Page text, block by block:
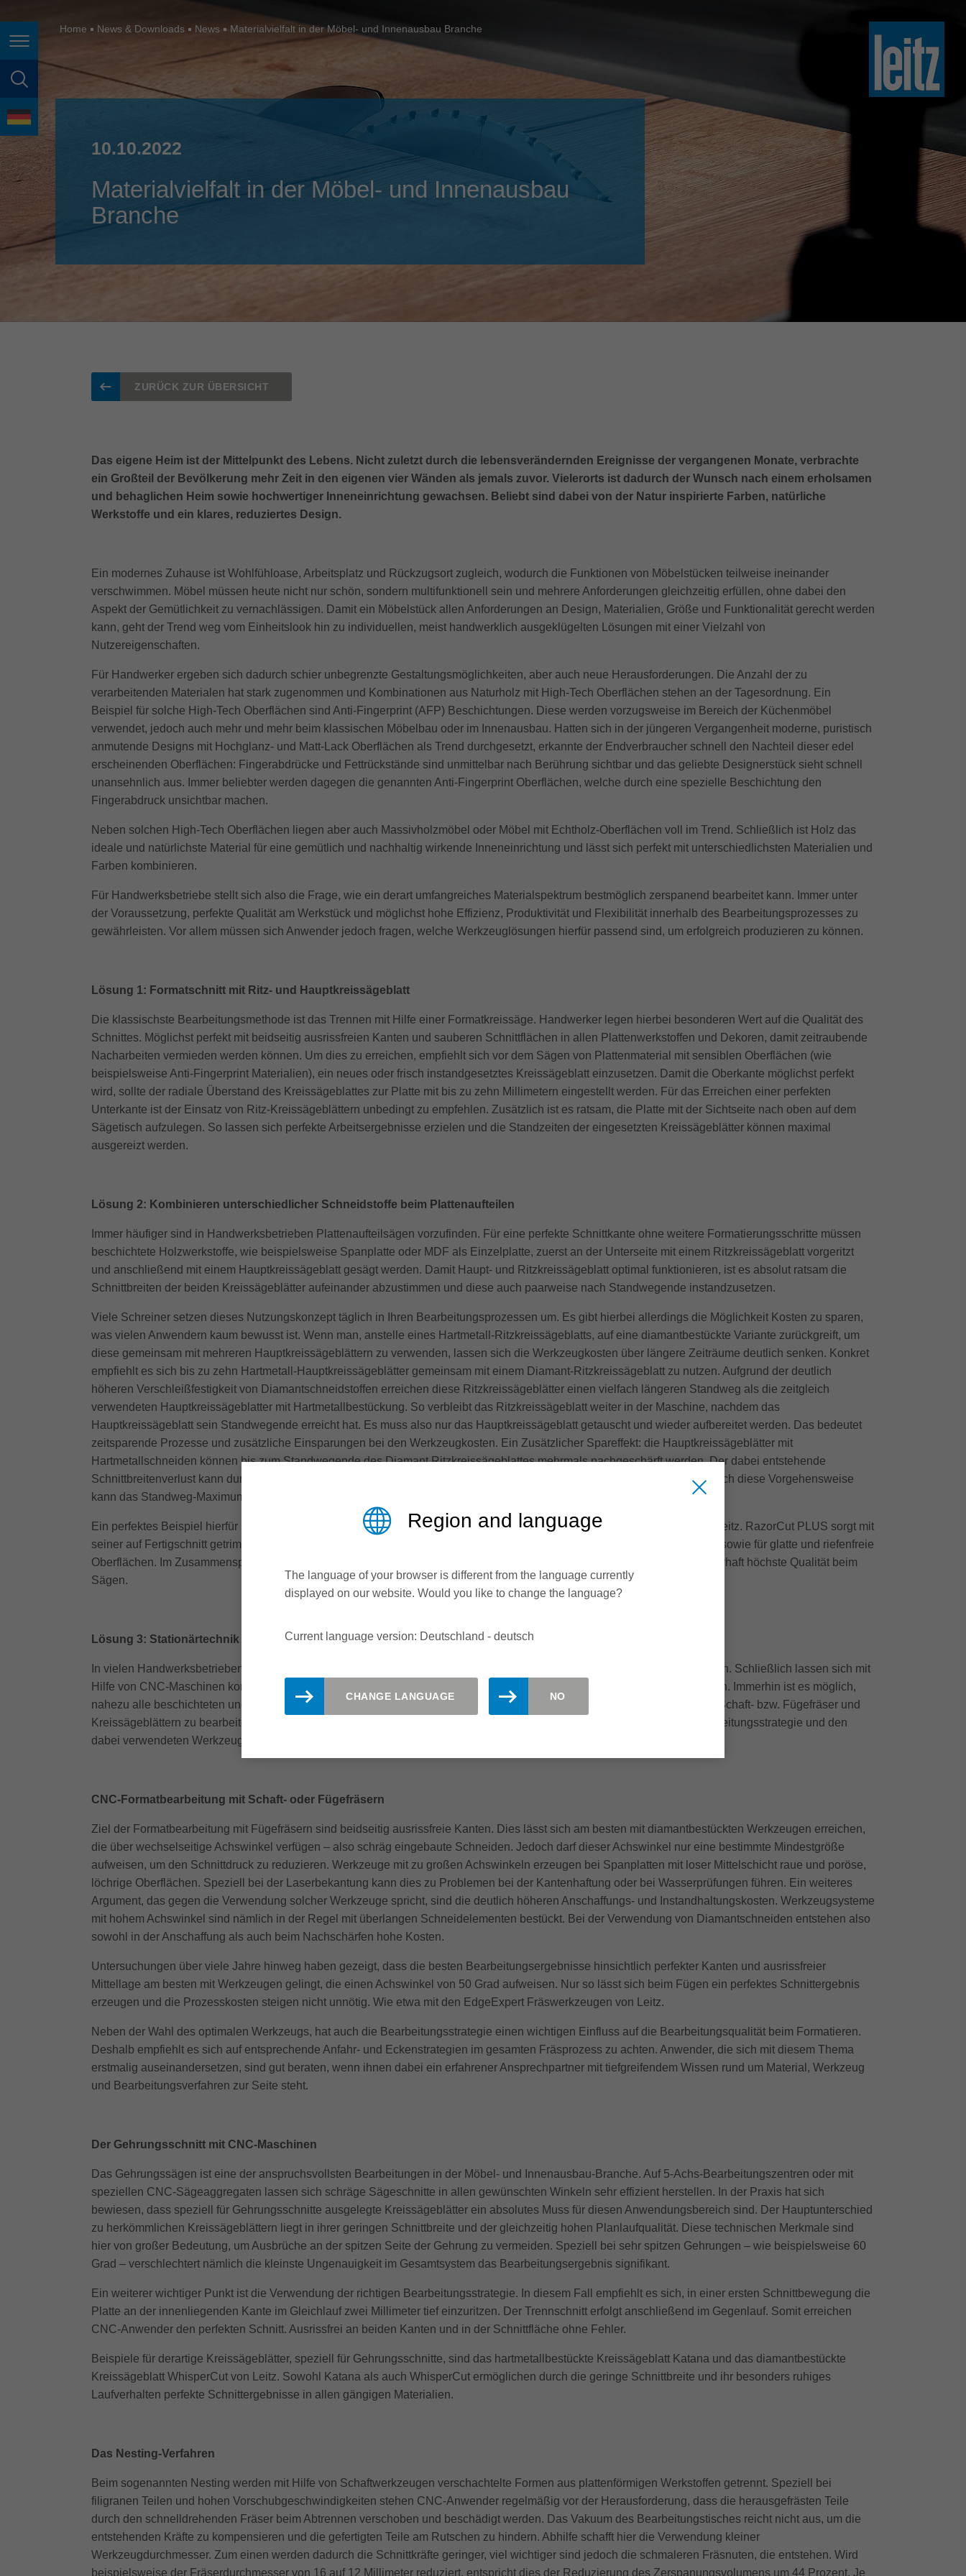
Seitensuche
Sprache
France français
Great Britain
Italia italiano
Magyarország
México
english
Việt Nam tiếng việt
中文
ประเทศไทย ไทย
yкраїнська
Home News & Downloads News Materialvielfalt in der Möbel- und Innenausbau Branche
10.10.2022
Materialvielfalt in der Möbel- und Innenausbau
Branche
ZURÜCK ZUR ÜBERSICHT
Das eigene Heim ist der Mittelpunkt des Lebens. Nicht zuletzt durch die lebensverändernden Ereignisse der vergangenen Monate, verbrachte
ein Großteil der Bevölkerung mehr Zeit in den eigenen vier Wänden als jemals zuvor. Vielerorts ist dadurch der Wunsch nach einem erholsamen
und behaglichen Heim sowie hochwertiger Inneneinrichtung gewachsen. Beliebt sind dabei von der Natur inspirierte Farben, natürliche
Werkstoffe und ein klares, reduziertes Design.
Ein modernes Zuhause ist Wohlfühloase, Arbeitsplatz und Rückzugsort zugleich, wodurch die Funktionen von Möbelstücken teilweise ineinander
verschwimmen. Möbel müssen heute nicht nur schön, sondern multifunktionell sein und mehrere Anforderungen gleichzeitig erfüllen, ohne dabei den
Aspekt der Gemütlichkeit zu vernachlässigen. Damit ein Möbelstück allen Anforderungen an Design, Materialien, Größe und Funktionalität gerecht werden
kann, geht der Trend weg vom Einheitslook hin zu individuellen, meist handwerklich ausgeklügelten Lösungen mit einer Vielzahl von
Nutzereigenschaften.
Für Handwerker ergeben sich dadurch schier unbegrenzte Gestaltungsmöglichkeiten, aber auch neue Herausforderungen. Die Anzahl der zu
verarbeitenden Materialen hat stark zugenommen und Kombinationen aus Naturholz mit High-Tech Oberflächen stehen an der Tagesordnung. Ein
Beispiel für solche High-Tech Oberflächen sind Anti-Fingerprint (AFP) Beschichtungen. Diese werden vorzugsweise im Bereich der Küchenmöbel
verwendet, jedoch auch mehr und mehr beim klassischen Möbelbau oder im Innenausbau. Hatten sich in der jüngeren Vergangenheit moderne, puristisch
anmutende Designs mit Hochglanz- und Matt-Lack Oberflächen als Trend durchgesetzt, erkannte der Endverbraucher schnell den Nachteil dieser edel
erscheinenden Oberflächen: Fingerabdrücke und Fettrückstände sind unmittelbar nach Berührung sichtbar und das geliebte Designerstück sieht schnell
unansehnlich aus. Immer beliebter werden dagegen die genannten Anti-Fingerprint Oberflächen, welche durch eine spezielle Beschichtung den
Fingerabdruck unsichtbar machen.
Neben solchen High-Tech Oberflächen liegen aber auch Massivholzmöbel oder Möbel mit Echtholz-Oberflächen voll im Trend. Schließlich ist Holz das
ideale und natürlichste Material für eine gemütlich und nachhaltig wirkende Inneneinrichtung und lässt sich perfekt mit unterschiedlichsten Materialien und
Farben kombinieren.
Für Handwerksbetriebe stellt sich also die Frage, wie ein derart umfangreiches Materialspektrum bestmöglich zerspanend bearbeitet kann. Immer unter
der Voraussetzung, perfekte Qualität am Werkstück und möglichst hohe Effizienz, Produktivität und Flexibilität innerhalb des Bearbeitungsprozesses zu
gewährleisten. Vor allem müssen sich Anwender jedoch fragen, welche Werkzeuglösungen hierfür passend sind, um erfolgreich produzieren zu können.
Lösung 1: Formatschnitt mit Ritz- und Hauptkreissägeblatt
Die klassischste Bearbeitungsmethode ist das Trennen mit Hilfe einer Formatkreissäge. Handwerker legen hierbei besonderen Wert auf die Qualität des
Schnittes. Möglichst perfekt mit beidseitig ausrissfreien Kanten und sauberen Schnittflächen in allen Plattenwerkstoffen und Dekoren, damit zeitraubende
Nacharbeiten vermieden werden können. Um dies zu erreichen, empfiehlt sich vor dem Sägen von Plattenmaterial mit sensiblen Oberflächen (wie
beispielsweise Anti-Fingerprint Materialien), ein neues oder frisch instandgesetztes Kreissägeblatt einzusetzen. Damit die Oberkante möglichst perfekt
wird, sollte der radiale Überstand des Kreissägeblattes zur Platte mit bis zu zehn Millimetern eingestellt werden. Für das Erreichen einer perfekten
Unterkante ist der Einsatz von Ritz-Kreissägeblättern unbedingt zu empfehlen. Zusätzlich ist es ratsam, die Platte mit der Sichtseite nach oben auf dem
Sägetisch aufzulegen. So lassen sich perfekte Arbeitsergebnisse erzielen und die Standzeiten der eingesetzten Kreissägeblätter können maximal
ausgereizt werden.
Lösung 2: Kombinieren unterschiedlicher Schneidstoffe beim Plattenaufteilen
Immer häufiger sind in Handwerksbetrieben Plattenaufteilsägen vorzufinden. Für eine perfekte Schnittkante ohne weitere Formatierungsschritte müssen
beschichtete Holzwerkstoffe, wie beispielsweise Spanplatte oder MDF als Einzelplatte, zuerst an der Unterseite mit einem Ritzkreissägeblatt vorgeritzt
und anschließend mit einem Hauptkreissägeblatt gesägt werden. Damit Haupt- und Ritzkreissägeblatt optimal funktionieren, ist es absolut ratsam die
Schnittbreiten der beiden Kreissägeblätter aufeinander abzustimmen und diese auch paarweise nach Standwegende instandzusetzen.
Viele Schreiner setzen dieses Nutzungskonzept täglich in Ihren Bearbeitungsprozessen um. Es gibt hierbei allerdings die Möglichkeit Kosten zu sparen,
was vielen Anwendern kaum bewusst ist. Wenn man, anstelle eines Hartmetall-Ritzkreissägeblatts, auf eine diamantbestückte Variante zurückgreift, um
diese gemeinsam mit mehreren Hauptkreissägeblättern zu verwenden, lassen sich die Werkzeugkosten über längere Zeiträume deutlich senken. Konkret
empfiehlt es sich bis zu zehn Hartmetall-Hauptkreissägeblätter gemeinsam mit einem Diamant-Ritzkreissägeblatt zu nutzen. Aufgrund der deutlich
höheren Verschleißfestigkeit von Diamantschneidstoffen erreichen diese Ritzkreissägeblätter einen vielfach längeren Standweg als die zeitgleich
verwendeten Hauptkreissägeblatter mit Hartmetallbestückung. So verbleibt das Ritzkreissägeblatt weiter in der Maschine, nachdem das
Hauptkreissägeblatt sein Standwegende erreicht hat. Es muss also nur das Hauptkreissägeblatt getauscht und wieder aufbereitet werden. Das bedeutet
zeitsparende Prozesse und zusätzliche Einsparungen bei den Werkzeugkosten. Ein Zusätzlicher Spareffekt: die Hauptkreissägeblätter mit
Hartmetallschneiden können bis zum Standwegende des Diamant Ritzkreissägeblattes mehrmals nachgeschärft werden. Der dabei entstehende
Schnittbreitenverlust kann durch Veränderung der Ritztiefe einfach und ohne großen Mehraufwand kompensiert werden. Durch diese Vorgehensweise
kann das Standweg-Maximum aus allen Werkzeugen herausgeholt und Kosten gespart werden.
Ein perfektes Beispiel hierfür ist die Kombination aus RazorCut PLUS Kreissägeblättern und DP Ritzkreissägeblättern von Leitz. RazorCut PLUS sorgt mit
seiner auf Fertigschnitt getrimmten Schneidengeometrie auch in empfindlichen Dekoren für perfekte, ausbruchsfreie Kanten sowie für glatte und riefenfreie
Oberflächen. Im Zusammenspiel mit den Diamant-Ritzkreissägeblättern können Anwender Kosten sparen und erzielen dauerhaft höchste Qualität beim
Sägen.
Lösung 3: Stationärtechnik (CNC)
In vielen Handwerksbetrieben hat sich die CNC-Technik als Fertigungskonzept etabliert und der Trend ist weiter ungebrochen. Schließlich lassen sich mit
Hilfe von CNC-Maschinen komplexe Werkstücke und unterschiedlichste Formen und Bauarten schnell und einfach herstellen. Immerhin ist es möglich,
nahezu alle beschichteten und unbeschichteten Holzwerkstoffe, Massivholzelemente, Kompaktplatten oder Sperrhölzer mit Schaft- bzw. Fügefräser und
Kreissägeblättern zu bearbeiten. Die Qualität des Bearbeitungsergebnisses hängt jedoch immer von der eingesetzten Bearbeitungsstrategie und den
dabei verwendeten Werkzeugsystemen ab.
CNC-Formatbearbeitung mit Schaft- oder Fügefräsern
Ziel der Formatbearbeitung mit Fügefräsern sind beidseitig ausrissfreie Kanten. Dies lässt sich am besten mit diamantbestückten Werkzeugen erreichen,
die über wechselseitige Achswinkel verfügen – also schräg eingebaute Schneiden. Jedoch darf dieser Achswinkel nur eine bestimmte Mindestgröße
aufweisen, um den Schnittdruck zu reduzieren. Werkzeuge mit zu großen Achswinkeln erzeugen bei Spanplatten mit loser Mittelschicht raue und poröse,
löchrige Oberflächen. Speziell bei der Laserbekantung kann dies zu Problemen bei der Kantenhaftung oder bei Wasserprüfungen führen. Ein weiteres
Argument, das gegen die Verwendung solcher Werkzeuge spricht, sind die deutlich höheren Anschaffungs- und Instandhaltungskosten. Werkzeugsysteme
mit hohem Achswinkel sind nämlich in der Regel mit überlangen Schneidelementen bestückt. Bei der Verwendung von Diamantschneiden entstehen also
sowohl in der Anschaffung als auch beim Nachschärfen hohe Kosten.
Untersuchungen über viele Jahre hinweg haben gezeigt, dass die besten Bearbeitungsergebnisse hinsichtlich perfekter Kanten und ausrissfreier
Mittellage am besten mit Werkzeugen gelingt, die einen Achswinkel von 50 Grad aufweisen. Nur so lässt sich beim Fügen ein perfektes Schnittergebnis
erzeugen und die Prozesskosten steigen nicht unnötig. Wie etwa mit den EdgeExpert Fräswerkzeugen von Leitz.
Neben der Wahl des optimalen Werkzeugs, hat auch die Bearbeitungsstrategie einen wichtigen Einfluss auf die Bearbeitungsqualität beim Formatieren.
Deshalb empfiehlt es sich auf entsprechende Anfahr- und Eckenstrategien im gesamten Fräsprozess zu achten. Anwender, die sich mit diesem Thema
erstmalig auseinandersetzen, sind gut beraten, wenn ihnen dabei ein erfahrener Ansprechpartner mit tiefgreifendem Wissen rund um Material, Werkzeug
und Bearbeitungsverfahren zur Seite steht.
Der Gehrungsschnitt mit CNC-Maschinen
Das Gehrungssägen ist eine der anspruchsvollsten Bearbeitungen in der Möbel- und Innenausbau-Branche. Auf 5-Achs-Bearbeitungszentren oder mit
speziellen CNC-Sägeaggregaten lassen sich schräge Sägeschnitte in allen gewünschten Winkeln sehr effizient herstellen. In der Praxis hat sich
bewiesen, dass speziell für Gehrungsschnitte ausgelegte Kreissägeblätter ein absolutes Muss für diesen Anwendungsbereich sind. Der Hauptunterschied
zu herkömmlichen Kreissägeblättern liegt in ihrer geringen Schnittbreite und der gleichzeitig hohen Planlaufqualität. Diese technischen Merkmale sind
hier von großer Bedeutung, um Ausbrüche an der spitzen Seite der Gehrung zu vermeiden. Speziell bei sehr spitzen Gehrungen – wie beispielsweise 60
Grad – verschlechtert nämlich die kleinste Ungenauigkeit im Gesamtsystem das Bearbeitungsergebnis signifikant.
Ein weiterer wichtiger Punkt ist die Verwendung der richtigen Bearbeitungsstrategie. In diesem Fall empfiehlt es sich, in einer ersten Schnittbewegung die
Platte an der innenliegenden Kante im Gleichlauf zwei Millimeter tief einzuritzen. Der Trennschnitt erfolgt anschließend im Gegenlauf. Somit erreichen
CNC-Anwender den perfekten Schnitt. Ausrissfrei an beiden Kanten und in der Schnittfläche ohne Fehler.
Beispiele für derartige Kreissägeblätter, speziell für Gehrungsschnitte, sind das hartmetallbestückte Kreissägeblatt Katana und das diamantbestückte
Kreissägeblatt WhisperCut von Leitz. Sowohl Katana als auch WhisperCut ermöglichen durch die geringe Schnittbreite und ihr besonders ruhiges
Laufverhalten perfekte Schnittergebnisse in allen gängigen Materialien.
Das Nesting-Verfahren
Beim sogenannten Nesting werden mit Hilfe von Schaftwerkzeugen verschachtelte Formen aus plattenförmigen Werkstoffen getrennt. Speziell bei
filigranen Teilen und hohen Vorschubgeschwindigkeiten stehen CNC-Anwender regelmäßig vor der Herausforderung, dass die herausgefrästen Teile
durch den schnelldrehenden Fräser beim Abtrennen verschoben und beschädigt werden. Das Vakuum des Bearbeitungstisches reicht nicht aus, um die
entstehenden Kräfte zu kompensieren und die gefertigten Teile am Rutschen zu hindern. Abhilfe schafft hier die Verwendung kleiner
Werkzeugdurchmesser. Zum einen werden dadurch die Schnittkräfte geringer, viel wichtiger sind jedoch die schmaleren Fräsnuten, die entstehen. Wird
beispielsweise der Fräserdurchmesser von 16 auf 12 Millimeter reduziert, entspricht dies der Reduzierung des Zerspanungsvolumens um 44 Prozent. Je
Region and language
The language of your browser is different from the language currently
displayed on our website. Would you like to change the language?
Current language version: Deutschland - deutsch
CHANGE LANGUAGE NO